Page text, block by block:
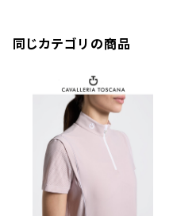
同じカテゴリの商品